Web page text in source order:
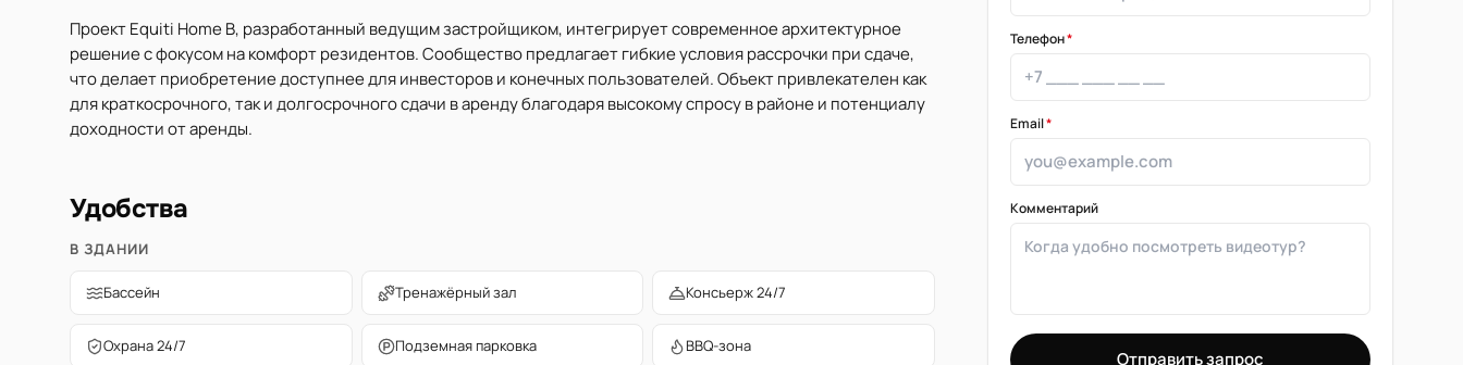
Проект Equiti Home B, разработанный ведущим застройщиком, интегрирует современное архитектурное
решение с фокусом на комфорт резидентов. Сообщество предлагает гибкие условия рассрочки при сдаче,
что делает приобретение доступнее для инвесторов и конечных пользователей. Объект привлекателен как
для краткосрочного, так и долгосрочного сдачи в аренду благодаря высокому спросу в районе и потенциалу
доходности от аренды.
Удобства
В ЗДАНИИ
Бассейн Тренажёрный зал Консьерж 24/7
Охрана 24/7 Подземная парковка BBQ-зона
Телефон*
Email*
Комментарий
Отправить запрос